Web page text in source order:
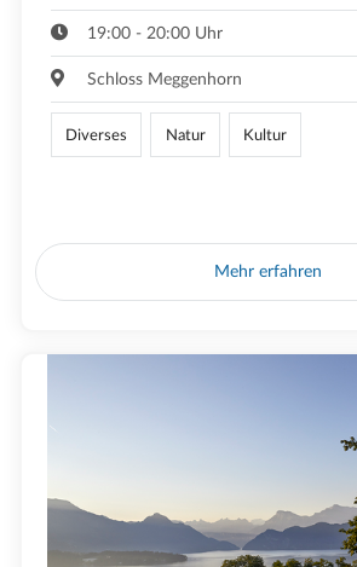
19:00 - 20:00 Uhr
Schloss Meggenhorn
Diverses Natur Kultur
Mehr erfahren